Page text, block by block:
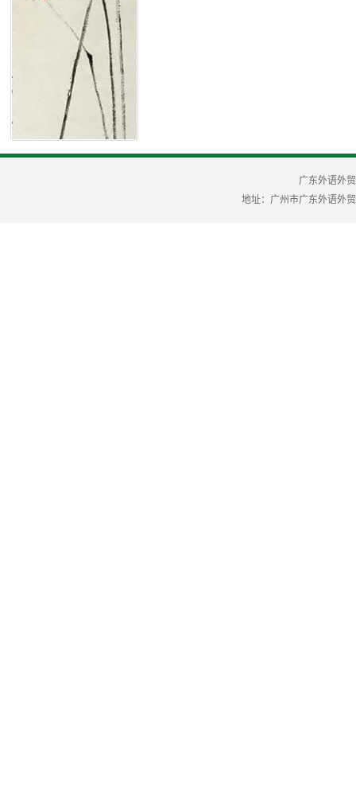
广东外语外
地址：广州市广东外语外